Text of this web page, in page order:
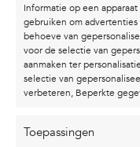
Informatie op een
gebruiken om
behoeve van
voor de selectie van
aanmaken ter
selectie van
verbeteren, Beperkte
Toepassingen
always adjust your